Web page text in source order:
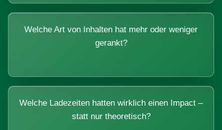
Welche Art von Inhalten hat mehr oder weniger
gerankt?
Welche Ladezeiten hatten wirklich einen Impact –
statt nur theoretisch?